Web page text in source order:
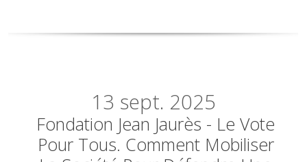
13 sept. 2025
Fondation Jean Jaurès - Le Vote
Pour Tous. Comment Mobiliser